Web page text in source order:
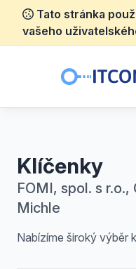
Tato stránka
vašeho
Klíčenky
FOMI, spol. s r.o.,
Michle
Nabízíme široký výběr